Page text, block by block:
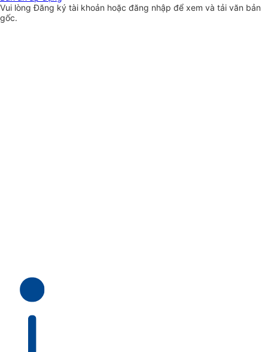
Vui lòngĐăng ký tài khoản hoặc đăng nhập để xem và tải văn bản
gốc.